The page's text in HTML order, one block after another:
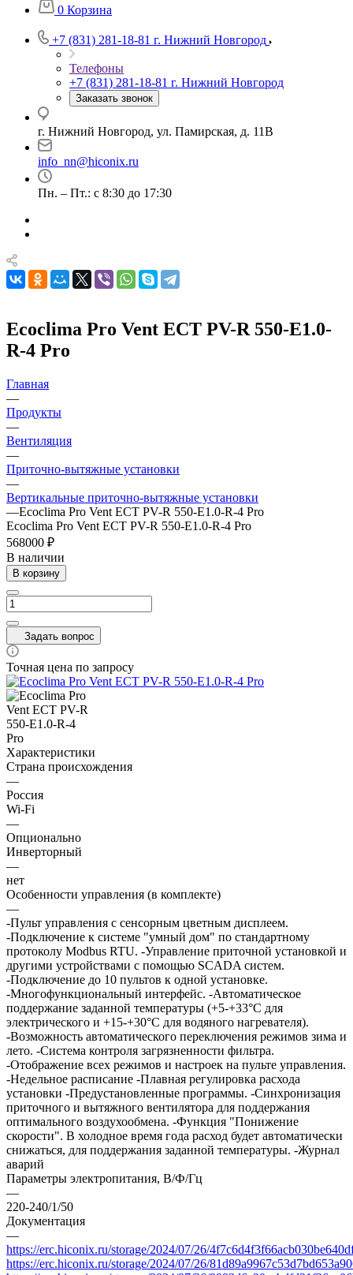
0 Корзина
+7 (831) 281-18-81 г. Нижний Новгород
Телефоны
+7 (831) 281-18-81 г. Нижний Новгород
Заказать звонок
г. Нижний Новгород, ул. Памирская, д. 11В
info_nn@hiconix.ru
Пн. – Пт.: с 8:30 до 17:30
Ecoclima Pro Vent ECT PV-R 550-E1.0-
R-4 Pro
Главная
—
Продукты
—
Вентиляция
—
Приточно-вытяжные установки
—
Вертикальные приточно-вытяжные установки
—Ecoclima Pro Vent ECT PV-R 550-E1.0-R-4 Pro
Ecoclima Pro Vent ECT PV-R 550-E1.0-R-4 Pro
568000 ₽
В наличии
В корзину
Задать вопрос
Точная цена по запросу
Характеристики
Страна происхождения
—
Россия
Wi-Fi
—
Опционально
Инверторный
—
нет
Особенности управления (в комплекте)
—
-Пульт управления с сенсорным цветным дисплеем.
-Подключение к системе "умный дом" по стандартному
протоколу Modbus RTU. -Управление приточной установкой и
другими устройствами с помощью SCADA систем.
-Подключение до 10 пультов к одной установке.
-Многофункциональный интерфейс. -Автоматическое
поддержание заданной температуры (+5-+33°С для
электрического и +15-+30°С для водяного нагревателя).
-Возможность автоматического переключения режимов зима и
лето. -Система контроля загрязненности фильтра.
-Отображение всех режимов и настроек на пульте управления.
-Недельное расписание -Плавная регулировка расхода
установки -Предустановленные программы. -Синхронизация
приточного и вытяжного вентилятора для поддержания
оптимального воздухообмена. -Функция "Понижение
скорости". В холодное время года расход будет автоматически
снижаться, для поддержания заданной температуры. -Журнал
аварий
Параметры электропитания, В/Ф/Гц
—
220-240/1/50
Документация
—
https://erc.hiconix.ru/storage/2024/07/26/
https://erc.hiconix.ru/storage/2024/07/26/